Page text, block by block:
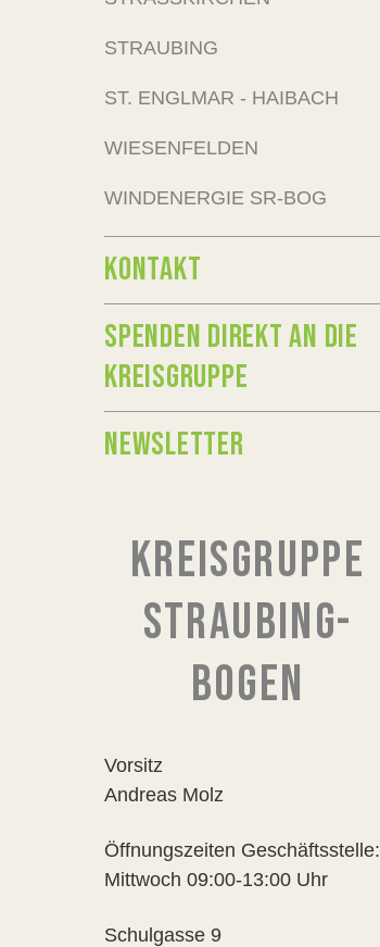
STRAUBING
ST. ENGLMAR - HAIBACH
WIESENFELDEN
WINDENERGIE SR-BOG
KONTAKT
SPENDEN DIREKT AN DIE
KREISGRUPPE
NEWSLETTER
KREISGRUPPE
STRAUBING-
BOGEN
Vorsitz
Andreas Molz
Öffnungszeiten Geschäftsstelle:
Mittwoch 09:00-13:00 Uhr
Schulgasse 9